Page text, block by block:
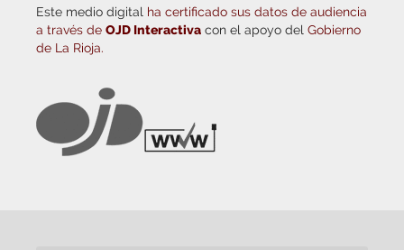
Este medio digital ha certificado sus datos de audiencia
a través de OJD Interactiva con el apoyo del Gobierno
de La Rioja.